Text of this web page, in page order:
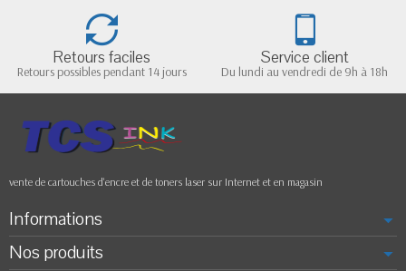
Retours faciles
Retours possibles pendant 14 jours
Service client
Du lundi au vendredi de 9h à 18h
vente de cartouches d'encre et de toners laser sur Internet et en magasin
Informations
Nos produits